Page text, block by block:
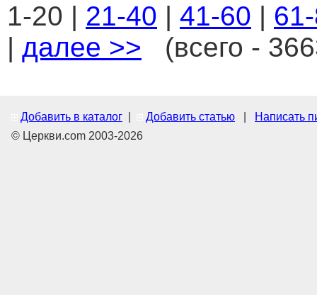
1-20 | 21-40 | 41-60 |
| далее >> (всего -
Добавить в каталог Добавить статью
Написать
© Церкви.com 2003-2026